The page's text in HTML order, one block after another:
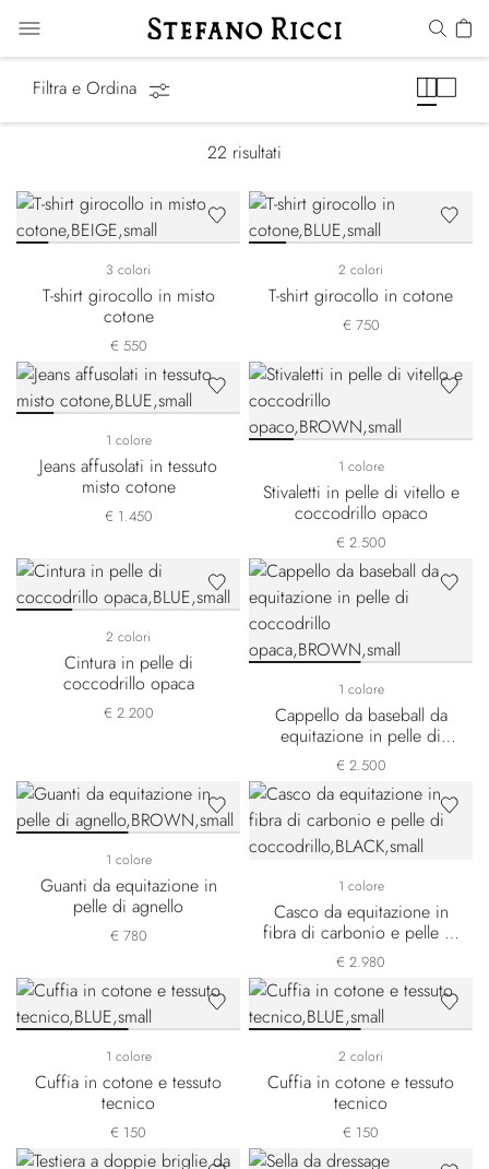
Filtra e Ordina
22 risultati
3 colori
T-shirt girocollo in misto
cotone
€ 550
2 colori
T-shirt girocollo in cotone
€ 750
1 colore
Jeans affusolati in tessuto
misto cotone
€ 1.450
1 colore
Stivaletti in pelle di vitello e
coccodrillo opaco
€ 2.500
2 colori
Cintura in pelle di
coccodrillo opaca
€ 2.200
1 colore
Cappello da baseball da
equitazione in pelle di
coccodrillo opaca
€ 2.500
1 colore
Guanti da equitazione in
pelle di agnello
€ 780
1 colore
Casco da equitazione in
fibra di carbonio e pelle di
coccodrillo
€ 2.980
1 colore
Cuffia in cotone e tessuto
tecnico
€ 150
2 colori
Cuffia in cotone e tessuto
tecnico
€ 150